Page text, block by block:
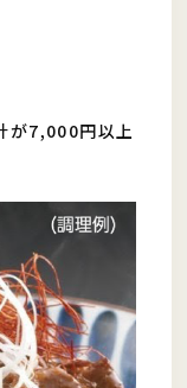
が7,000円以上